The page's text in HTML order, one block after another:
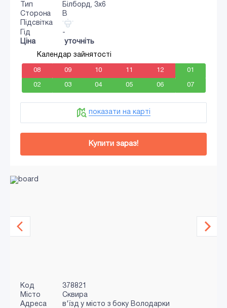
Тип
Білборд, 3x6
Сторона
B
Підсвітка
Гід
-
Ціна
уточніть
Календар зайнятості
08 09 10 11 12 01
02 03 04 05 06 07
показати на карті
Купити зараз!
Код
378821
Місто
Сквира
Адреса
в'їзд у місто з боку Володарки